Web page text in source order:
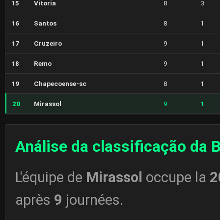
15 Vitoria 8 3
16 Santos 8 1
17 Cruzeiro 9 1
18 Remo 9 1
19 Chapecoense-sc 8 1
20 Mirassol 9 1
Análise da classificação da
L'équipe de Mirassol occupe la
après 9 journées.